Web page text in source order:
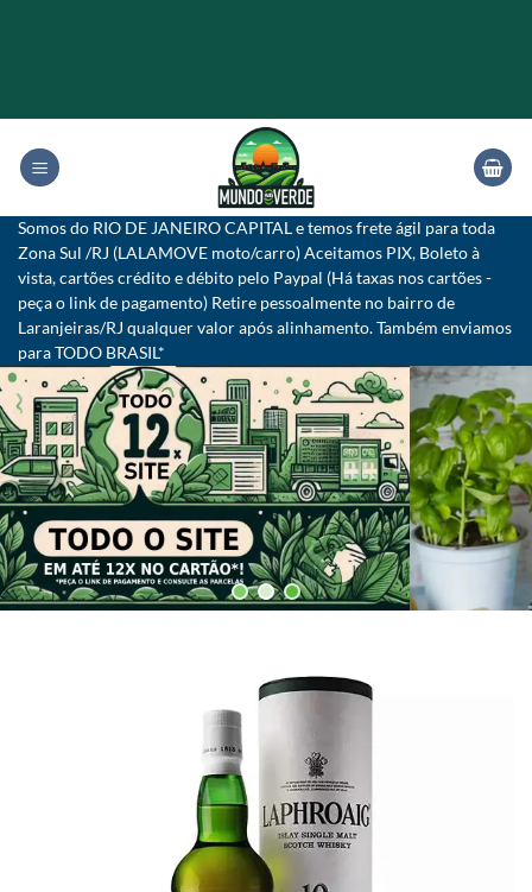
content
Somos do RIO DE JANEIRO CAPITAL e temos frete ágil para toda
Zona Sul /RJ (LALAMOVE moto/carro) Aceitamos PIX, Boleto à
vista, cartões crédito e débito pelo Paypal (Há taxas nos cartões -
peça o link de pagamento) Retire pessoalmente no bairro de
Laranjeiras/RJ qualquer valor após alinhamento. Também enviamos
para TODO BRASIL*